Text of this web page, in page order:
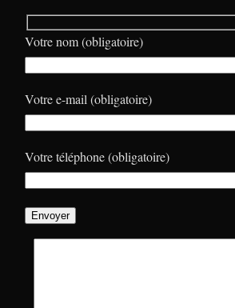
Votre nom (obligatoire)
Votre e-mail (obligatoire)
Votre téléphone (obligatoire)